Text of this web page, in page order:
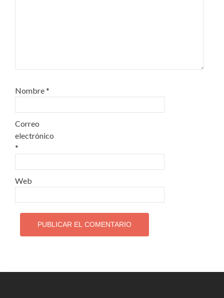
Nombre*
Correo
electrónico
*
Web